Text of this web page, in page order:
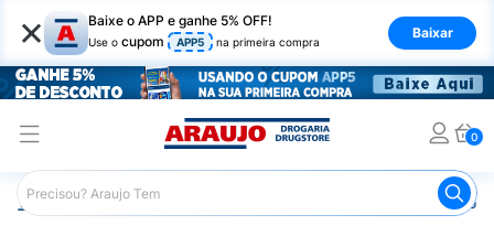
× Baixe o APP e ganhe 5% OFF!
Use o cupom APP5 na primeira compra
Baixar
0
Araujo Medicamentos Remédio para Sistema Nervoso